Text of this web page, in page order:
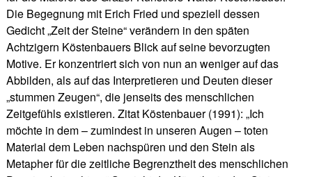
Die Begegnung mit Erich Fried und speziell dessen
Gedicht „Zeit der Steine“ verändern in den späten
Achtzigern Köstenbauers Blick auf seine bevorzugten
Motive. Er konzentriert sich von nun an weniger auf das
Abbilden, als auf das Interpretieren und Deuten dieser
„stummen Zeugen“, die jenseits des menschlichen
Zeitgefühls existieren. Zitat Köstenbauer (1991): „Ich
möchte in dem – zumindest in unseren Augen – toten
Material dem Leben nachspüren und den Stein als
Metapher für die zeitliche Begrenztheit des menschlichen